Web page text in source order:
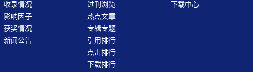
收录情况
影响因子
获奖情况
新闻公告
过刊浏览
热点文章
专辑专题
引用排行
点击排行
下载排行
下载中心